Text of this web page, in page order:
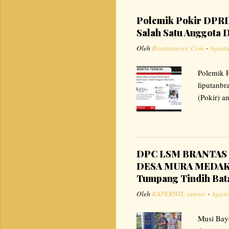
Polemik Pokir
Salah Satu Anggota
OlehBrantasnews. Com -
Polemik
(Pokir)
instansi
kepada
aspirasi
DPC LSM
DESA MURA
Tumpang Tindih
OlehKAPERWIL sumsel -
Musi